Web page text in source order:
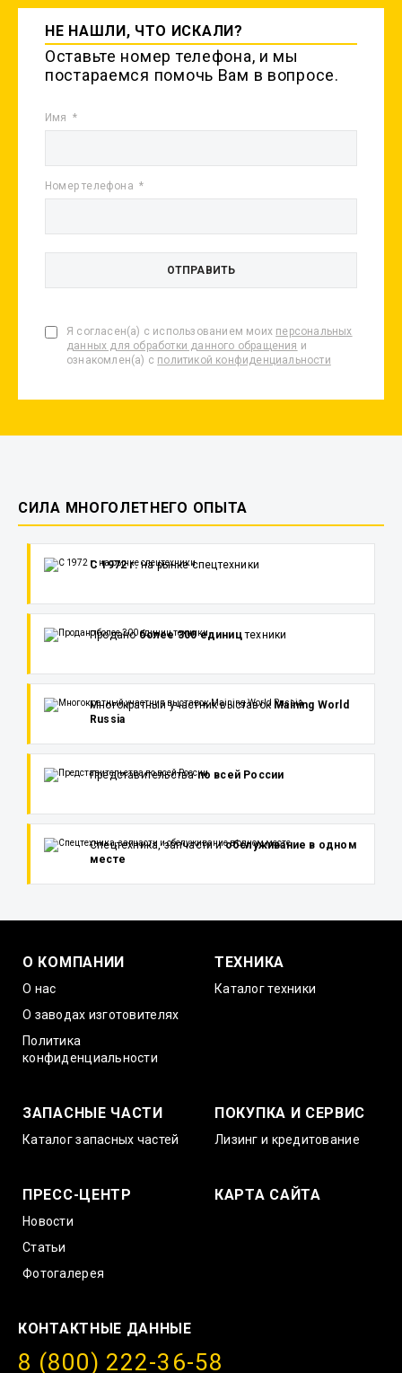
НЕ НАШЛИ, ЧТО ИСКАЛИ?
Оставьте номер телефона, и мы
постараемся помочь Вам в вопросе.
Имя
Номер телефона
Я согласен(а) с использованием моих персональных
данных для обработки данного обращения и
ознакомлен(а) с политикой конфиденциальности
СИЛА МНОГОЛЕТНЕГО ОПЫТА
С 1972 г.на рынке спецтехники
Проданоболее 300 едиництехники
Многократный участник выставок Maining World
Russia
Представительствапо всей России
Спецтехника, запчасти иобслуживание в одном
месте
О КОМПАНИИ
О нас
О заводах изготовителях
Политика
конфиденциальности
ТЕХНИКА
Каталог техники
ЗАПАСНЫЕ ЧАСТИ
Каталог запасных частей
ПОКУПКА И СЕРВИС
Лизинг и кредитование
ПРЕСС-ЦЕНТР
Новости
Статьи
Фотогалерея
КАРТА САЙТА
КОНТАКТНЫЕ ДАННЫЕ
8 (800) 222-36-58